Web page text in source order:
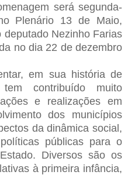
será segunda-
Plenário 13 de Maio,
Nezinho Farias
no dia 22 de dezembro
em sua história de
contribuído muito
e realizações em
dos municípios
da dinâmica social,
públicas para o
Diversos são os
à primeira infância,